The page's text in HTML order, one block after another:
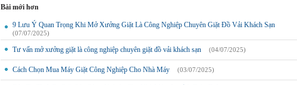
Bài mới hơn
9 Lưu Ý Quan Trọng Khi Mở Xưởng Giặt Là Công Nghiệp Chuyên Giặt Đồ Vải Khách Sạn
(07/07/2025)
Tư vấn mở xưởng giặt là công nghiệp chuyên giặt đồ vải khách sạn (04/07/2025)
Cách Chọn Mua Máy Giặt Công Nghiệp Cho Nhà Máy (03/07/2025)